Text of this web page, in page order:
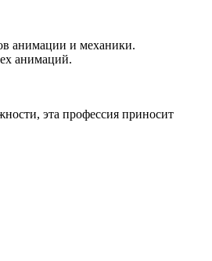
анимации и механики.
анимаций.
эта профессия приносит